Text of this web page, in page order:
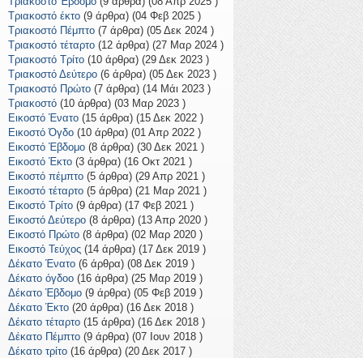
Τριακοστό έκτο (9 άρθρα) (04 Φεβ 2025 )
Τριακοστό Πέμπτο (7 άρθρα) (05 Δεκ 2024 )
Τριακοστό τέταρτο (12 άρθρα) (27 Μαρ 2024 )
Τριακοστό Τρίτο (10 άρθρα) (29 Δεκ 2023 )
Τριακοστό Δεύτερο (6 άρθρα) (05 Δεκ 2023 )
Τριακοστό Πρώτο (7 άρθρα) (14 Μάι 2023 )
Τριακοστό (10 άρθρα) (03 Μαρ 2023 )
Εικοστό Ένατο (15 άρθρα) (15 Δεκ 2022 )
Εικοστό Όγδο (10 άρθρα) (01 Απρ 2022 )
Εικοστό Έβδομο (8 άρθρα) (30 Δεκ 2021 )
Εικοστό Έκτο (3 άρθρα) (16 Οκτ 2021 )
Εικοστό πέμπτο (5 άρθρα) (29 Απρ 2021 )
Εικοστό τέταρτο (5 άρθρα) (21 Μαρ 2021 )
Εικοστό Τρίτο (9 άρθρα) (17 Φεβ 2021 )
Εικοστό Δεύτερο (8 άρθρα) (13 Απρ 2020 )
Εικοστό Πρώτο (8 άρθρα) (02 Μαρ 2020 )
Εικοστό Τεύχος (14 άρθρα) (17 Δεκ 2019 )
Δέκατο Ένατο (6 άρθρα) (08 Δεκ 2019 )
Δέκατο όγδοο (16 άρθρα) (25 Μαρ 2019 )
Δέκατο Έβδομο (9 άρθρα) (05 Φεβ 2019 )
Δέκατο Έκτο (20 άρθρα) (16 Δεκ 2018 )
Δέκατο τέταρτο (15 άρθρα) (16 Δεκ 2018 )
Δέκατο Πέμπτο (9 άρθρα) (07 Ιουν 2018 )
Δέκατο τρίτο (16 άρθρα) (20 Δεκ 2017 )